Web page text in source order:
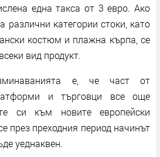
една такса от 3 евро. Ако
различни категории стоки, като
костюм и плажна кърпа, се
вид продукт.
е, че част от
и търговци все още
си към новите европейски
през преходния период начинът
уеднаквен.